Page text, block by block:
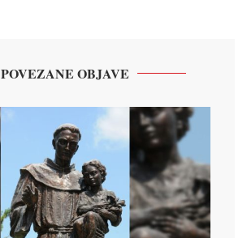
POVEZANE OBJAVE